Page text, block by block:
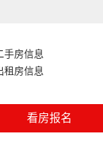
手房信息
租房信息
看房报名